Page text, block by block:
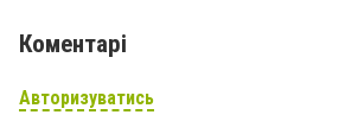
Коментарі
Авторизуватись